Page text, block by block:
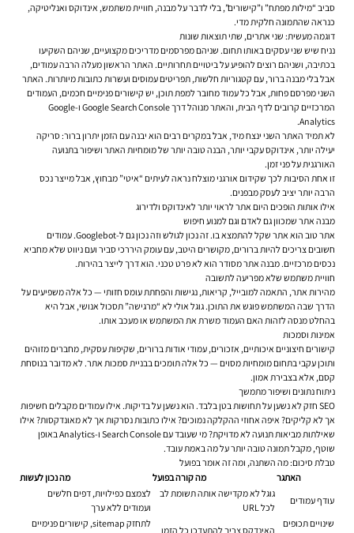
סביב “מילות מפתח” ו”קישורים”, בלי לדבר על מבנה, חוויית משתמש, אינדוקס ואנליטיקה,
כנראה שהתמונה חלקית מדי.
דוגמה מעשית: שני אתרים, שתי תוצאות שונות
נניח שיש שני עסקים באותו תחום. שניהם מפרסמים מדריכים מקצועיים, שניהם השקיעו
בכתיבה, ושניהם רוצים להופיע על ביטויים תחרותיים. האתר הראשון מעלה הרבה עמודים,
אבל בלי מבנה ברור, עם קטגוריות חלשות, תפריטים עמוסים ועשרות כתובות מיותרות. האתר
השני מפרסם פחות, אבל כל עמוד מחובר למפת תוכן, יש קישורים פנימיים חכמים, העמודים
המרכזיים קרובים לדף הבית, והאתר מנוהל דרך Google Search Console ו-Google
Analytics.
לא תמיד האתר השני ינצח מיד, אבל במקרים רבים הוא יבנה עם הזמן יתרון ברור: סריקה
יעילה יותר, אינדוקס עקבי יותר, הבנה טובה יותר של מומחיות האתר ושיפור בתנועה
האורגנית על פני זמן.
זו אחת הסיבות לכך שקידום אורגני מוצלח נראה לעיתים “איטי” מבחוץ, אבל מייצר נכס
הרבה יותר יציב לעסק מבפנים.
אילו אותות הופכים היום אתר לראוי יותר לאינדוקס ולדירוג
מבנה אתר שמכוון גם לאדם וגם למנוע חיפוש
אתר טוב הוא אתר שקל להתמצא בו. זה נכון לגולש וזה נכון גם ל-Googlebot. עמודים
חשובים צריכים להיות ברורים, מקושרים היטב, עם עומק היררכי סביר ועם ניווט שלא מחביא
נכסים מרכזיים. מבנה אתר מסודר הוא לא פרט טכני. הוא דרך לייצר בהירות.
חוויית משתמש שלא מפריעה לתשובה
מהירות אתר, התאמה למובייל, קריאות, נגישות והפחתת עומס חזותי — כל אלה משפיעים על
הדרך שבה המשתמש פוגש את התוכן. גוגל אולי לא “מרגישה” תסכול אנושי, אבל היא
בהחלט מנסה לזהות האם העמוד משרת את המשתמש או מעכב אותו.
אמינות וסמכות
קישורים חיצוניים איכותיים, אזכורים, עמודי אודות ברורים, שקיפות עסקית, מחברים מזוהים
ותוכן עקבי בתחום מומחיות מסוים — כל אלה תומכים בבניית סמכות אתר. לא מדובר בנוסחת
קסם, אלא בצבירת אמון.
ניתוח נתונים ושיפור מתמשך
SEO חזק לא נשען על תחושות בטן בלבד. הוא נשען על בדיקות. אילו עמודים מקבלים חשיפות
אך לא קליקים? איפה אחוזי ההקלקה נמוכים? אילו כתובות נסרקות אך לא מאונדקסות? אילו
שאילתות מביאות תנועה לא מדויקת? מי שעובד עם Search Console ו-Analytics באופן
שוטף, מקבל תמונה טובה יותר על מה באמת עובד.
טבלת סיכום: מה השתנה, ומה זה אומר בפועל
האתגר
מה קורה בפועל
מה נכון לעשות
עודף עמודים
גוגל לא מקדישה אותה תשומת לב
לכל URL
לצמצם כפילויות, דפים חלשים
ועמודים ללא ערך
שינויים תכופים
האינדקס צריך להתעדכן כל הזמן
לתחזק sitemap, קישורים פנימיים